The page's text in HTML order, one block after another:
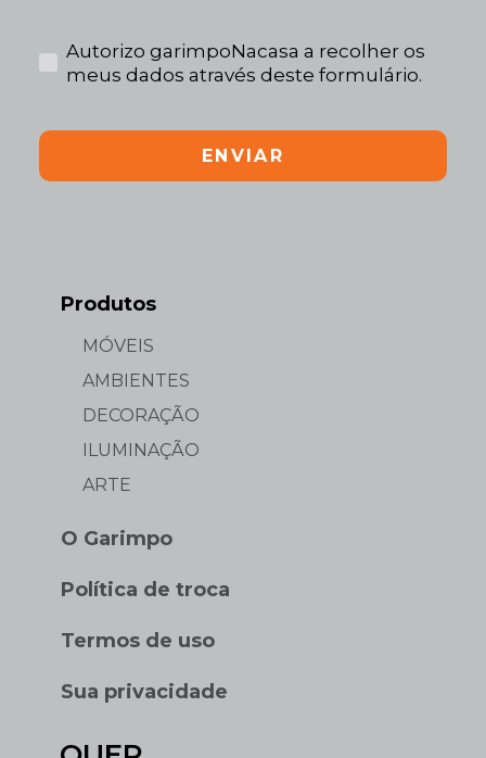
Autorizo garimpoNacasa a recolher os
meus dados através deste formulário.
ENVIAR
Produtos
MÓVEIS
AMBIENTES
DECORAÇÃO
ILUMINAÇÃO
ARTE
O Garimpo
Política de troca
Termos de uso
Sua privacidade